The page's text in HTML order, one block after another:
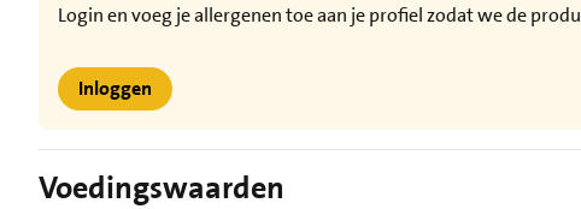
Login en voeg je allergenen toe aan je profiel zodat we de
Inloggen
Voedingswaarden